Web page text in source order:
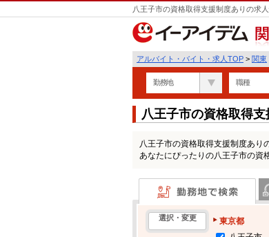
八王子市の資格取得支援制度ありの求
関
アルバイト・バイト・求人TOP > 関東
勤務地 職種
八王子市の資格取得
八王子市の資格取得支援制度あり
あなたにぴったりの八王子市の資
勤務地で検索
選択・変更
東京都